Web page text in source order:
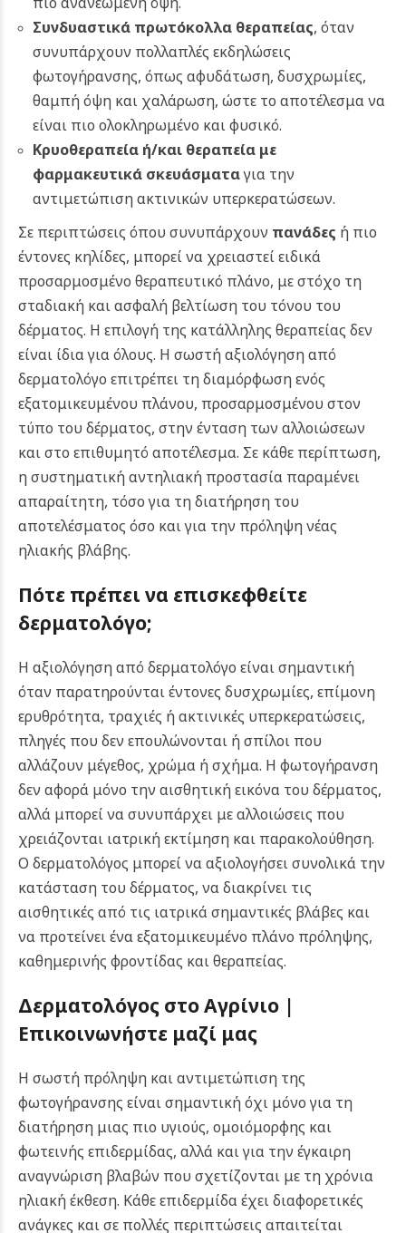
Συνδυαστικά πρωτόκολλα θεραπείας, όταν
συνυπάρχουν πολλαπλές εκδηλώσεις
φωτογήρανσης, όπως αφυδάτωση, δυσχρωμίες,
θαμπή όψη και χαλάρωση, ώστε το αποτέλεσμα να
είναι πιο ολοκληρωμένο και φυσικό.
Κρυοθεραπεία ή/και θεραπεία με
φαρμακευτικά σκευάσματαγια την
αντιμετώπιση ακτινικών υπερκερατώσεων.
Σε περιπτώσεις όπου συνυπάρχουν πανάδες ή πιο
έντονες κηλίδες, μπορεί να χρειαστεί ειδικά
προσαρμοσμένο θεραπευτικό πλάνο, με στόχο τη
σταδιακή και ασφαλή βελτίωση του τόνου του
δέρματος. Η επιλογή της κατάλληλης θεραπείας δεν
είναι ίδια για όλους. Η σωστή αξιολόγηση από
δερματολόγο επιτρέπει τη διαμόρφωση ενός
εξατομικευμένου πλάνου, προσαρμοσμένου στον
τύπο του δέρματος, στην ένταση των αλλοιώσεων
και στο επιθυμητό αποτέλεσμα. Σε κάθε περίπτωση,
η συστηματική αντηλιακή προστασία παραμένει
απαραίτητη, τόσο για τη διατήρηση του
αποτελέσματος όσο και για την πρόληψη νέας
ηλιακής βλάβης.
Πότε πρέπει να επισκεφθείτε
δερματολόγο;
Η αξιολόγηση από δερματολόγο είναι σημαντική
όταν παρατηρούνται έντονες δυσχρωμίες, επίμονη
ερυθρότητα, τραχιές ή ακτινικές υπερκερατώσεις,
πληγές που δεν επουλώνονται ή σπίλοι που
αλλάζουν μέγεθος, χρώμα ή σχήμα. Η φωτογήρανση
δεν αφορά μόνο την αισθητική εικόνα του δέρματος,
αλλά μπορεί να συνυπάρχει με αλλοιώσεις που
χρειάζονται ιατρική εκτίμηση και παρακολούθηση.
Ο δερματολόγος μπορεί να αξιολογήσει συνολικά την
κατάσταση του δέρματος, να διακρίνει τις
αισθητικές από τις ιατρικά σημαντικές βλάβες και
να προτείνει ένα εξατομικευμένο πλάνο πρόληψης,
καθημερινής φροντίδας και θεραπείας.
Δερματολόγος στο Αγρίνιο |
Επικοινωνήστε μαζί μας
Η σωστή πρόληψη και αντιμετώπιση της
φωτογήρανσης είναι σημαντική όχι μόνο για τη
διατήρηση μιας πιο υγιούς, ομοιόμορφης και
φωτεινής επιδερμίδας, αλλά και για την έγκαιρη
αναγνώριση βλαβών που σχετίζονται με τη χρόνια
ηλιακή έκθεση. Κάθε επιδερμίδα έχει διαφορετικές
ανάγκες και σε πολλές περιπτώσεις απαιτείται